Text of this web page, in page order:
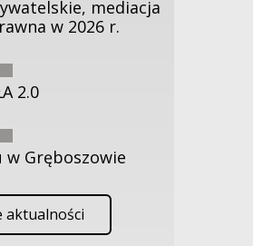
Za utrudnienia
mediacja
w 2026 r.
2.0
w Gręboszowie
aktualności